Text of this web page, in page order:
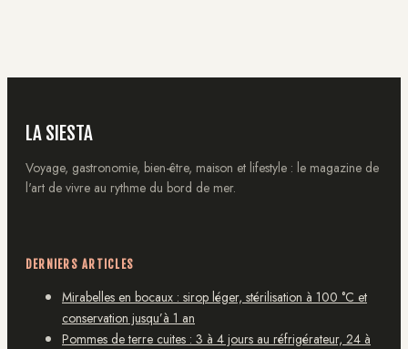
LA SIESTA
Voyage, gastronomie, bien-être, maison et lifestyle : le magazine de
l'art de vivre au rythme du bord de mer.
DERNIERS ARTICLES
Mirabelles en bocaux : sirop léger, stérilisation à 100 °C et
conservation jusqu’à 1 an
Pommes de terre cuites : 3 à 4 jours au réfrigérateur, 24 à